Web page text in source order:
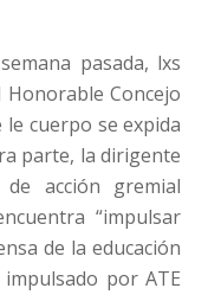
pasada, lxs
Concejo
cuerpo se expida
parte, la dirigente
acción gremial
“impulsar
de la educación
por ATE